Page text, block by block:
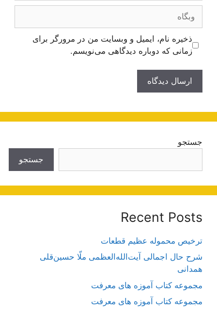
وبگاه
ذخیره نام، ایمیل و وبسایت من در مرورگر برای
زمانی که دوباره دیدگاهی می‌نویسم.
جستجو
جستجو
Recent Posts
ترخیص محموله عظیم قطعات
شرح حال اجمالی آیت‌الله‌العظمی ملّا حسین‌قلی
همدانی
مجموعه کتاب آموزه های معرفت
مجموعه کتاب آموزه های معرفت